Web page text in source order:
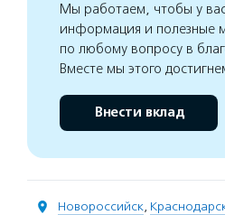
Мы работаем, чтобы у
информация и полезные
по любому вопросу в
Вместе мы этого
Внести вклад
Новороссийск,